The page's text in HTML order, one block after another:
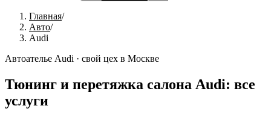
Главная/
Авто/
Audi
Автоателье Audi · свой цех в Москве
Тюнинг и перетяжка салона Audi: все
услуги